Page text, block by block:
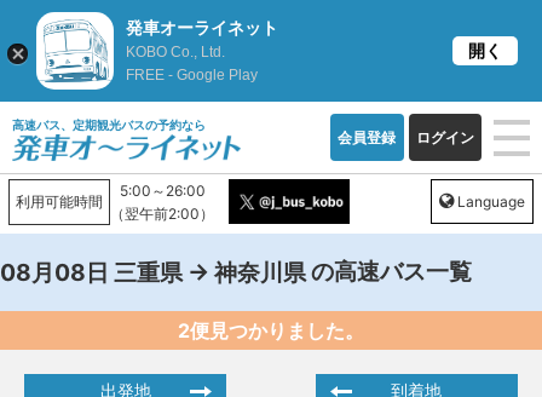
高速バス、定期観光バスの予約なら
会員登録 ログイン
利用可能時間
5:00～26:00
（翌午前2:00）
Language
08月08日 三重県 → 神奈川県の高速バス一覧
2便見つかりました。
出発地 到着地
発車オーライネット
KOBO Co., Ltd.
FREE - Google Play
開く